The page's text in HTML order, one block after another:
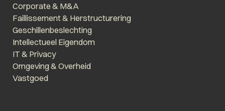
Corporate & M&A
Faillissement & Herstructurering
Geschillenbeslechting
Intellectueel Eigendom
IT & Privacy
Omgeving & Overheid
Vastgoed